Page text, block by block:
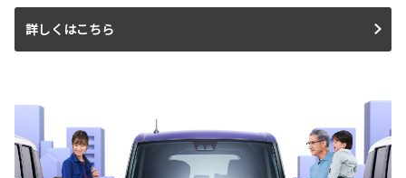
詳しくはこちら